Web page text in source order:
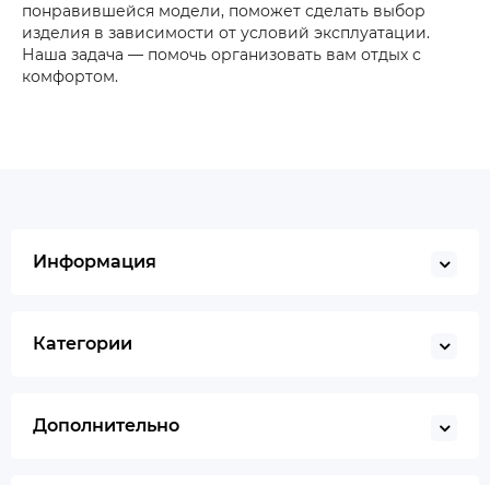
понравившейся модели, поможет сделать выбор
изделия в зависимости от условий эксплуатации.
Наша задача — помочь организовать вам отдых с
комфортом.
Информация
Категории
Дополнительно